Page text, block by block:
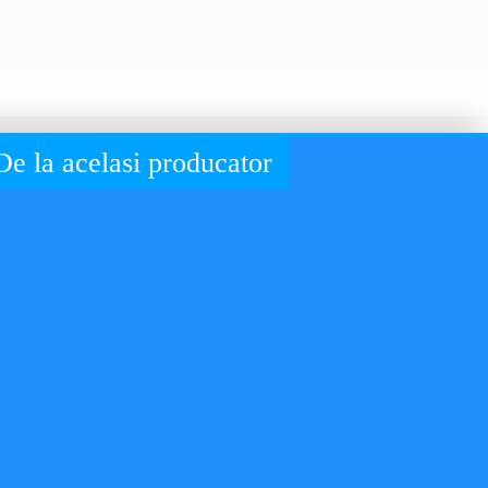
la acelasi producator